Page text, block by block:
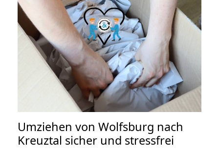
Umziehen von Wolfsburg nach
Kreuztal sicher und stressfrei